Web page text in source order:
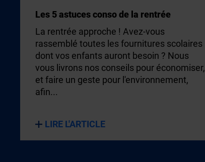
Les 5 astuces conso de la rentrée
La rentrée approche ! Avez-vous
rassemblé toutes les fournitures scolaires
dont vos enfants auront besoin ? Nous
vous livrons nos conseils pour économiser,
et faire un geste pour l'environnement,
afin...
LIRE L'ARTICLE